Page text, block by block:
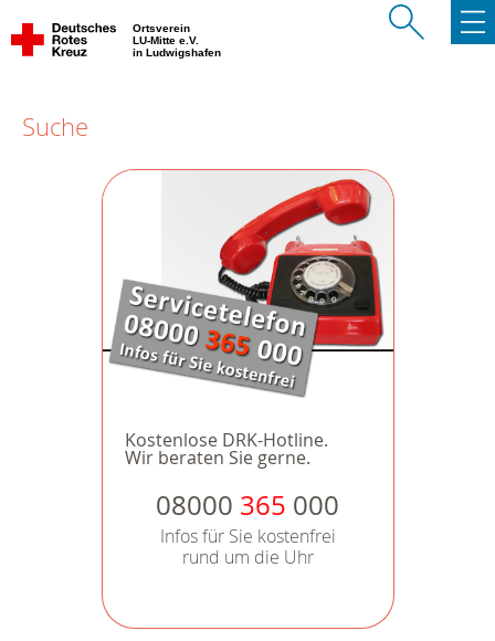
Ortsverein
LU-Mitte e.V.
in Ludwigshafen
Suche
Kostenlose DRK-Hotline.
Wir beraten Sie gerne.
08000 365 000
Infos für Sie kostenfrei
rund um die Uhr